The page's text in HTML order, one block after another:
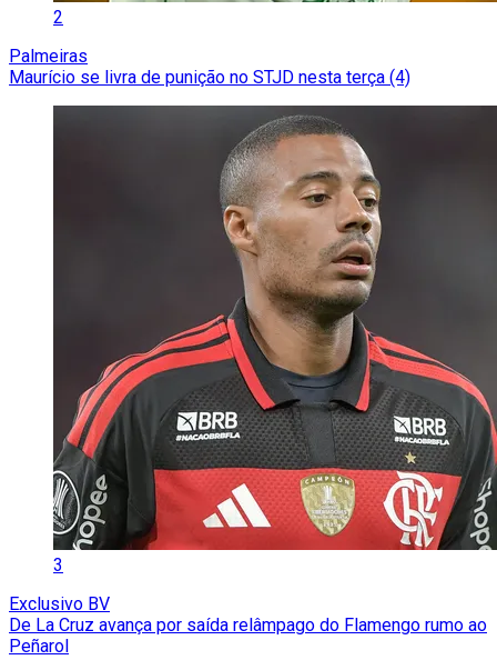
2
Palmeiras
Maurício se livra de punição no STJD nesta terça (4)
3
Exclusivo BV
De La Cruz avança por saída relâmpago do Flamengo rumo ao
Peñarol